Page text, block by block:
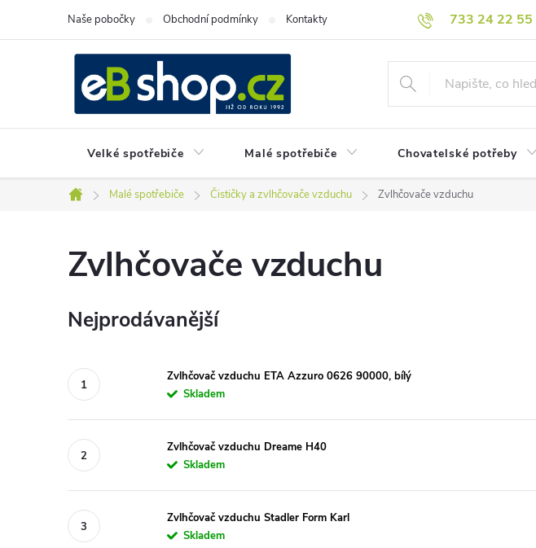
733 24 22 55
Naše pobočky Obchodní podmínky Kontakty
Velké spotřebiče Malé spotřebiče Chovatelské potřeby
Domů
Malé spotřebiče Čističky a zvlhčovače vzduchu Zvlhčovače vzduchu
Zvlhčovače vzduchu
Nejprodávanější
Zvlhčovač vzduchu ETA Azzuro 0626 90000, bílý
Skladem
Zvlhčovač vzduchu Dreame H40
Skladem
Zvlhčovač vzduchu Stadler Form Karl
Skladem